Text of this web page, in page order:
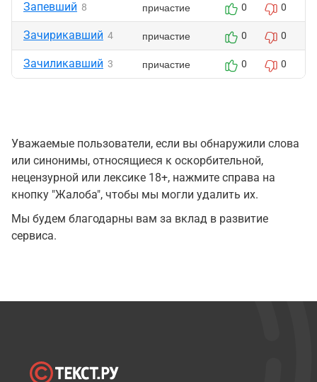
Запевший 8 причастие 0 0
Зачирикавший 4 причастие 0 0
Зачиликавший 3 причастие 0 0
Уважаемые пользователи, если вы обнаружили слова
или синонимы, относящиеся к оскорбительной,
нецензурной или лексике 18+, нажмите справа на
кнопку "Жалоба", чтобы мы могли удалить их.
Мы будем благодарны вам за вклад в развитие
сервиса.